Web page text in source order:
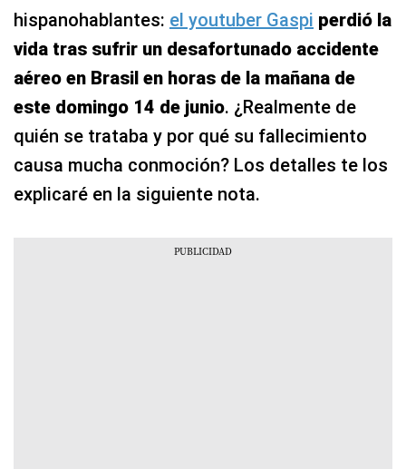
hispanohablantes: el youtuber Gaspi perdió la
vida tras sufrir un desafortunado accidente
aéreo en Brasil en horas de la mañana de
este domingo 14 de junio. ¿Realmente de
quién se trataba y por qué su fallecimiento
causa mucha conmoción? Los detalles te los
explicaré en la siguiente nota.